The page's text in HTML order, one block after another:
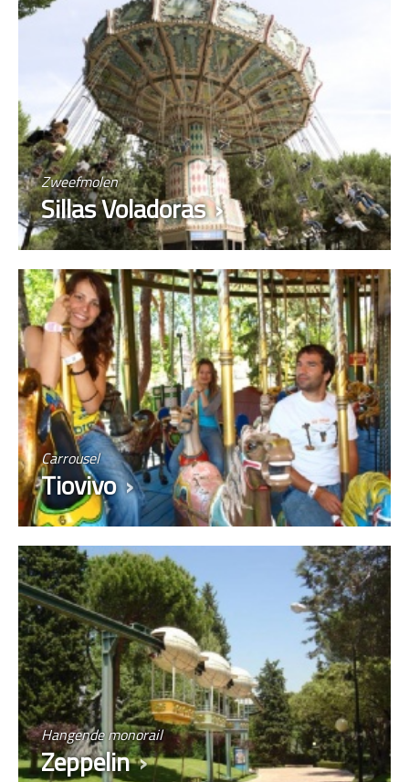
Zweefmolen
Sillas Voladoras
Carrousel
Tiovivo
Hangende monorail
Zeppelin